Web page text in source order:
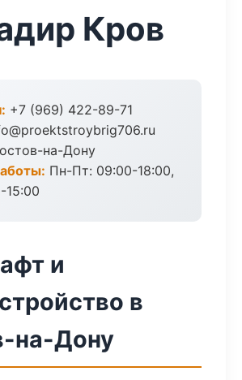
Кров
+7 (969) 422-89-71
на-Дону
Пн-Пт: 09:00-18:00,
15:00
и
в
на-Дону